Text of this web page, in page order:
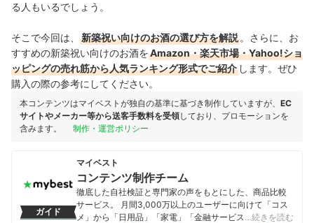
る人もいるでしょう。
そこで今回は、 新築祝い向けのお酒の選び方を解説 。さらに、お
すすめの新築祝い向けのお酒をAmazon・楽天市場・Yahoo!ショ
ッピングの売れ筋から人気ランキング形式でご紹介 します。ぜひ
購入の際の参考にしてください。
本コンテンツはマイベストが独自の基準に基づき制作していますが、 EC
サイトやメーカー等から送客手数料を受領しており、プロモーションを
含みます。
制作・運営ポリシー
ガイド
マイベスト
コンテンツ制作チーム
徹底した自社検証と専門家の声をもとにした、商品比較
サービス。 月間3,000万以上のユーザーに向けて「コス
メ」から「日用品」「家電」「金融サービス」まで、ベ
…続きを読む